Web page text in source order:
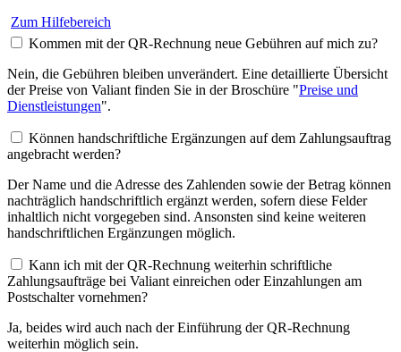
Zum Hilfebereich
Kommen mit der QR-Rechnung neue Gebühren auf mich zu?
Nein, die Gebühren bleiben unverändert. Eine detaillierte Übersicht
der Preise von Valiant finden Sie in der Broschüre "Preise und
Dienstleistungen".
Können handschriftliche Ergänzungen auf dem Zahlungsauftrag
angebracht werden?
Der Name und die Adresse des Zahlenden sowie der Betrag können
nachträglich handschriftlich ergänzt werden, sofern diese Felder
inhaltlich nicht vorgegeben sind. Ansonsten sind keine weiteren
handschriftlichen Ergänzungen möglich.
Kann ich mit der QR-Rechnung weiterhin schriftliche
Zahlungsaufträge bei Valiant einreichen oder Einzahlungen am
Postschalter vornehmen?
Ja, beides wird auch nach der Einführung der QR-Rechnung
weiterhin möglich sein.